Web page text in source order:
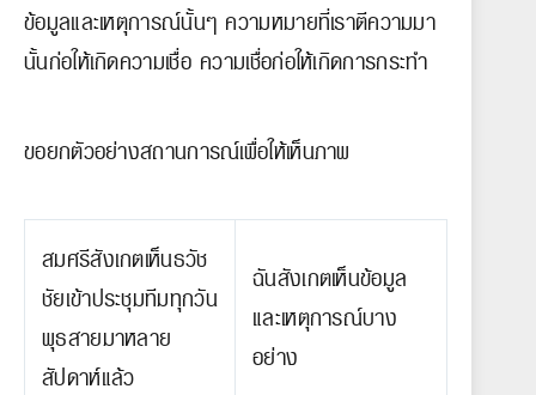
ข้อมูลและเหตุการณ์นั้นๆ ความหมายที่เราตีความมา
นั้นก่อให้เกิดความเชื่อ ความเชื่อก่อให้เกิดการกระทำ
ขอยกตัวอย่างสถานการณ์เพื่อให้เห็นภาพ
สมศรีสังเกตเห็นธวัช
ชัยเข้าประชุมทีมทุกวัน
พุธสายมาหลาย
สัปดาห์แล้ว
ฉันสังเกตเห็นข้อมูล
และเหตุการณ์บาง
อย่าง